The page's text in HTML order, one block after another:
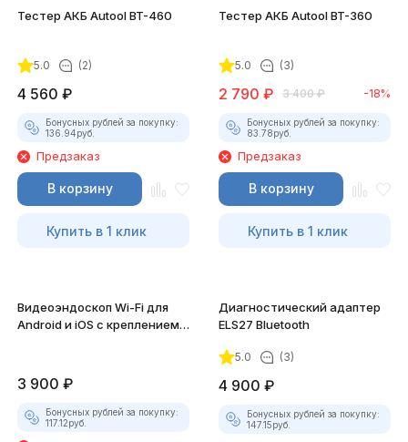
Тестер АКБ Autool BT-460
5.0 (2)
4 560 ₽
Бонусных рублей за покупку:
136.94руб.
Предзаказ
В корзину
Купить в 1 клик
Тестер АКБ Autool BT-360
5.0 (3)
2 790 ₽ 3 400 ₽ -18%
Бонусных рублей за покупку:
83.78руб.
Предзаказ
В корзину
Купить в 1 клик
Видеоэндоскоп Wi-Fi для
Android и iOS с креплением
3 900 ₽
Бонусных рублей за покупку:
117.12руб.
Диагностический адаптер
ELS27 Bluetooth
5.0 (3)
4 900 ₽
Бонусных рублей за покупку:
147.15руб.